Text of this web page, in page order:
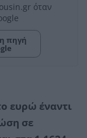
όταν
πηγή
ευρώ έναντι
σε